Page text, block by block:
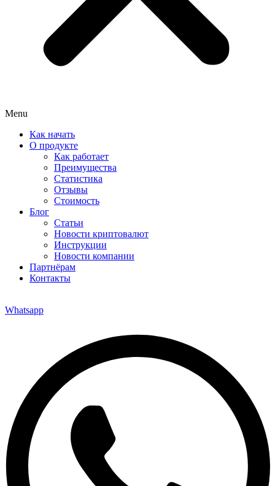
Menu
Как начать
О продукте
Как работает
Преимущества
Статистика
Отзывы
Стоимость
Блог
Статьи
Новости криптовалют
Инструкции
Новости компании
Партнёрам
Контакты
Whatsapp